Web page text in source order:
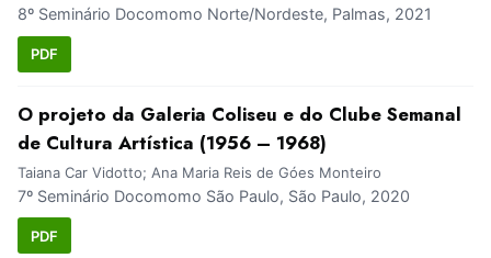
8º Seminário Docomomo Norte/Nordeste, Palmas, 2021
PDF
O projeto da Galeria Coliseu e do Clube Semanal
de Cultura Artística (1956 – 1968)
Taiana Car Vidotto; Ana Maria Reis de Góes Monteiro
7º Seminário Docomomo São Paulo, São Paulo, 2020
PDF